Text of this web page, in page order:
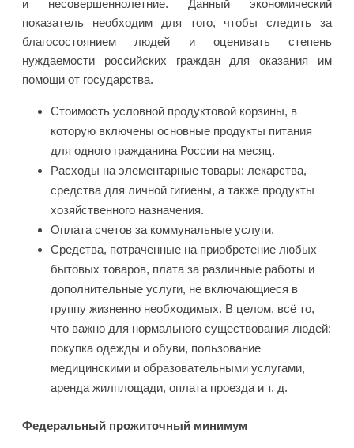
и несовершеннолетние. Данный экономический
показатель необходим для того, чтобы следить за
благосостоянием людей и оценивать степень
нуждаемости российских граждан для оказания им
помощи от государства.
Стоимость условной продуктовой корзины, в
которую включены основные продукты питания
для одного гражданина России на месяц.
Расходы на элементарные товары: лекарства,
средства для личной гигиены, а также продукты
хозяйственного назначения.
Оплата счетов за коммунальные услуги.
Средства, потраченные на приобретение любых
бытовых товаров, плата за различные работы и
дополнительные услуги, не включающиеся в
группу жизненно необходимых. В целом, всё то,
что важно для нормального существования людей:
покупка одежды и обуви, пользование
медицинскими и образовательными услугами,
аренда жилплощади, оплата проезда и т. д.
Федеральный прожиточный минимум